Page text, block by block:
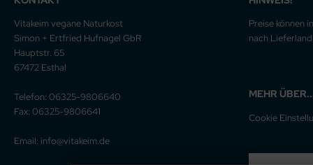
Vitakeim vegane Naturkost
Simon + Ertfried Hufnagel GbR
Hauptstr. 65
67472 Esthal
Telefon: 06325-9806640
Fax: 06325-9806641
Email: info@vitakeim.de
Preise können
nach
MEHR
Cookie